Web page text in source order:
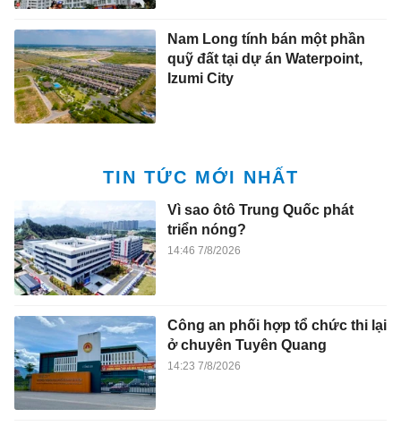
Nam Long tính bán một phần
quỹ đất tại dự án Waterpoint,
Izumi City
TIN TỨC MỚI NHẤT
Vì sao ôtô Trung Quốc phát
triển nóng?
14:46 7/8/2026
Công an phối hợp tổ chức thi lại
ở chuyên Tuyên Quang
14:23 7/8/2026